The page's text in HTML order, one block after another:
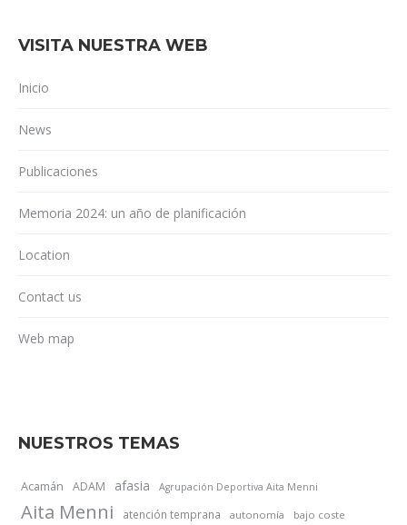
VISITA NUESTRA WEB
Inicio
News
Publicaciones
Memoria 2024: un año de planificación
Location
Contact us
Web map
NUESTROS TEMAS
Acamán ADAM afasia Agrupación Deportiva Aita Menni
Aita Menni atención temprana autonomía bajo coste